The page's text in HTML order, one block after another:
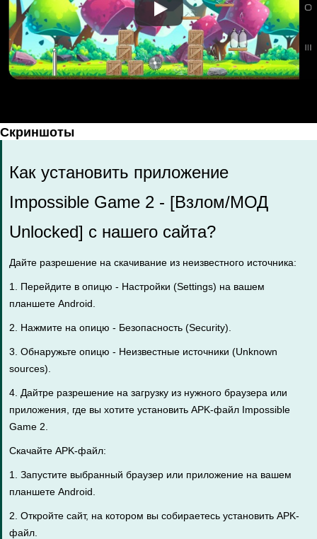
Скриншоты
Как установить приложение
Impossible Game 2 - [Взлом/МОД
Unlocked] с нашего сайта?
Дайте разрешение на скачивание из неизвестного источника:
1. Перейдите в опицю - Настройки (Settings) на вашем
планшете Android.
2. Нажмите на опицю - Безопасность (Security).
3. Обнаружьте опицю - Неизвестные источники (Unknown
sources).
4. Дайтре разрешение на загрузку из нужного браузера или
приложения, где вы хотите установить APK-файл Impossible
Game 2.
Скачайте APK-файл:
1. Запустите выбранный браузер или приложение на вашем
планшете Android.
2. Откройте сайт, на котором вы собираетесь установить APK-
файл.